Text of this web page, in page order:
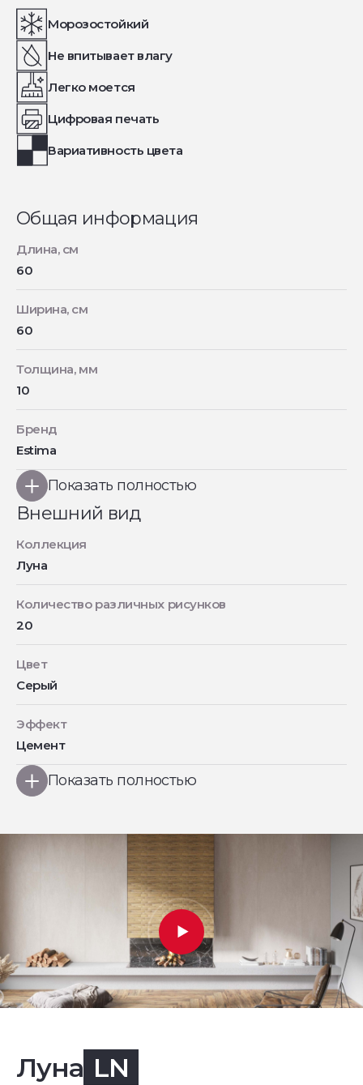
Морозостойкий
Не впитывает влагу
Легко моется
Цифровая печать
Вариативность цвета
Общая информация
Длина, см
60
Ширина, см
60
Толщина, мм
10
Бренд
Estima
Показать полностью
Внешний вид
Коллекция
Луна
Количество различных рисунков
20
Цвет
Серый
Эффект
Цемент
Показать полностью
Луна LN